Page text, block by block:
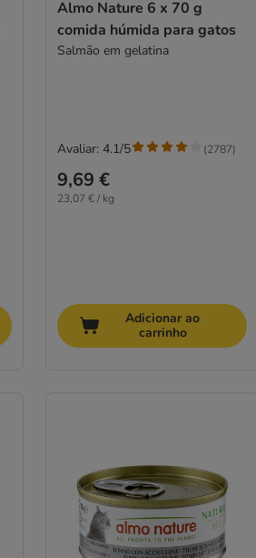
Almo Nature 6 x 70 g
comida húmida para gatos
Salmão em gelatina
9,69 €
23,07 € / kg
Avaliar: 4.1/5 (2787)
Adicionar ao
carrinho